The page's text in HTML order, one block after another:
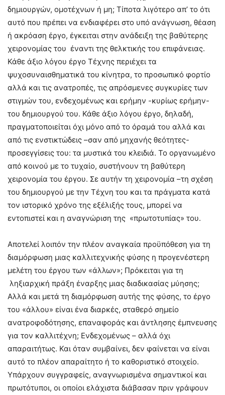
δημιουργών, ομοτέχνων ή μη; Τίποτα λιγότερο απ’ το ότι
αυτό που πρέπει να ενδιαφέρει στο υπό ανάγνωση, θέαση
ή ακρόαση έργο, έγκειται στην ανάδειξη της βαθύτερης
χειρονομίας του έναντι της θελκτικής του επιφάνειας.
Κάθε άξιο λόγου έργο Τέχνης περιέχει τα
ψυχοσυναισθηματικά του κίνητρα, το προσωπικό φορτίο
αλλά και τις ανατροπές, τις απρόσμενες συγκυρίες των
στιγμών του, ενδεχομένως και ερήμην -κυρίως ερήμην-
του δημιουργού του. Κάθε άξιο λόγου έργο, δηλαδή,
πραγματοποιείται όχι μόνο από το όραμά του αλλά και
από τις ενστικτώδεις –σαν από μηχανής θεότητες-
προσεγγίσεις του: τα μυστικά του κλειδιά. Το οργανωμένο
από κοινού με το τυχαίο, συστήνουν τη βαθύτερη
χειρονομία του έργου. Σε αυτήν τη χειρονομία –τη σχέση
του δημιουργού με την Τέχνη του και τα πράγματα κατά
τον ιστορικό χρόνο της εξέλιξής τους, μπορεί να
εντοπιστεί και η αναγνώριση της «πρωτοτυπίας» του.
Αποτελεί λοιπόν την πλέον αναγκαία προϋπόθεση για τη
διαμόρφωση μιας καλλιτεχνικής φύσης η προγενέστερη
μελέτη του έργου των «άλλων»; Πρόκειται για τη
ληξιαρχική πράξη έναρξης μιας διαδικασίας μύησης;
Αλλά και μετά τη διαμόρφωση αυτής της φύσης, το έργο
του «άλλου» είναι ένα διαρκές, σταθερό σημείο
ανατροφοδότησης, επαναφοράς και άντλησης έμπνευσης
για τον καλλιτέχνη; Ενδεχομένως – αλλά όχι
απαραιτήτως. Και όταν συμβαίνει, δεν φαίνεται να είναι
αυτό το πλέον απαραίτητο ή το καθοριστικό στοιχείο.
Υπάρχουν συγγραφείς, αναγνωρισμένα σημαντικοί και
πρωτότυποι, οι οποίοι ελάχιστα διάβασαν πριν γράψουν